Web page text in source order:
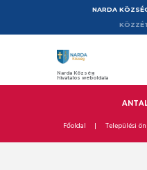
NARDA
Narda Község
hivatalos weboldala
Főoldal Települési